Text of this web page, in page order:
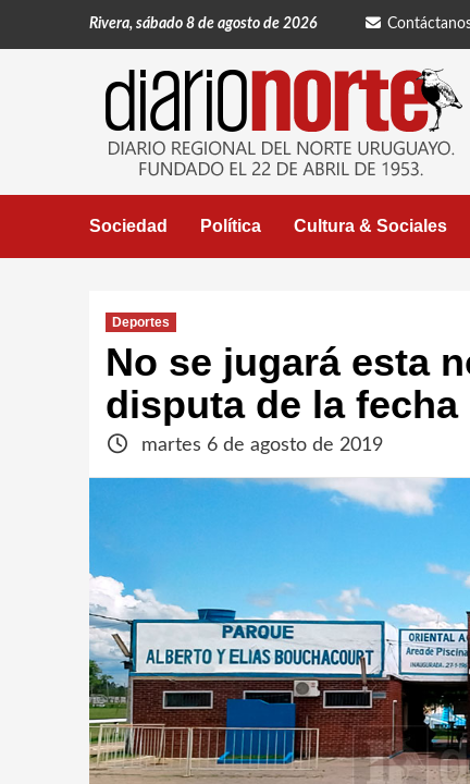
Rivera, sábado 8 de agosto de 2026
Sociedad Política Cultura & Sociales
Deportes
No se jugará esta
disputa de la
martes 6 de agosto de 2019